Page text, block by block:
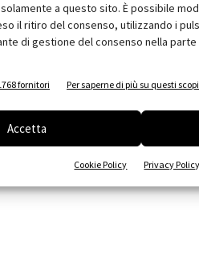
a questo sito. È possibile
il ritiro del consenso, utilizzando i
di gestione del consenso nella
fornitori Per saperne di più su questi scopi
Accetta
Cookie Policy Privacy Policy